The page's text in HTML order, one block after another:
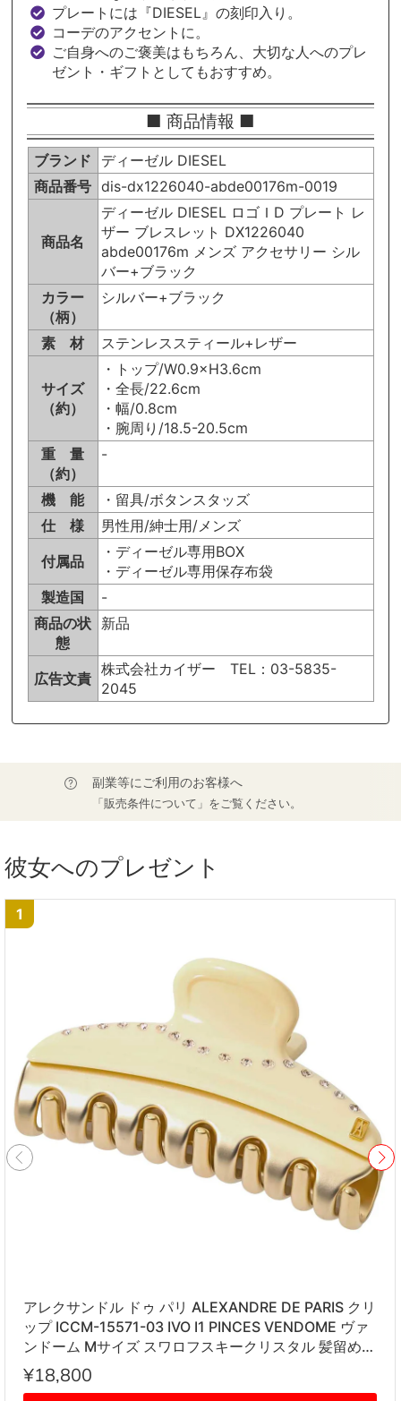
プレートには『DIESEL』の刻印入り。
コーデのアクセントに。
ご自身へのご褒美はもちろん、大切な人へのプレ
ゼント・ギフトとしてもおすすめ。
■ 商品情報 ■
ブランド
ディーゼル DIESEL
商品番号 dis-dx1226040-abde00176m-0019
商品名
ディーゼル DIESEL ロゴＩD プレート レ
ザー ブレスレット DX1226040
abde00176m メンズ アクセサリー シル
バー+ブラック
カラー
（柄）
シルバー+ブラック
素 材 ステンレススティール+レザー
サイズ
（約）
・トップ/W0.9×H3.6cm
・全長/22.6cm
・幅/0.8cm
・腕周り/18.5-20.5cm
重 量
（約）
-
機 能
・留具/ボタンスタッズ
仕 様
男性用/紳士用/メンズ
付属品
・ディーゼル専用BOX
・ディーゼル専用保存布袋
製造国
-
商品の状
態
新品
広告文責
株式会社カイザー TEL：03-5835-
2045
副業等にご利用のお客様へ
「販売条件について」をご覧ください。
彼女へのプレゼント
1
アレクサンドル ドゥ パリ ALEXANDRE DE PARIS クリ
ップ ICCM-15571-03 IVO I1 PINCES VENDOME ヴァ
ンドーム Mサイズ スワロフスキークリスタル 髪留め
レディース アイボリー系
¥18,800